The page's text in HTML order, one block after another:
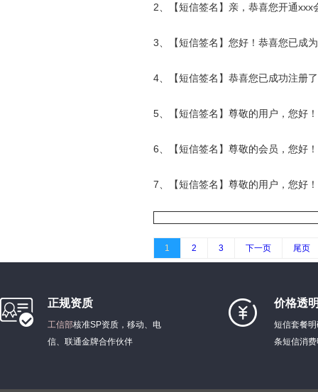
2、【短信签名】亲，恭喜您开通
3、【短信签名】您好！恭喜您已成
4、【短信签名】恭喜您已成功注册
5、【短信签名】尊敬的用户，您好
6、【短信签名】尊敬的会员，您好
7、【短信签名】尊敬的用户，您好
1 2 3 下一页 尾页
正规资质
工信部核准SP资质，移动、电
信、联通金牌合作伙伴
价格透
短信套餐
条短信消